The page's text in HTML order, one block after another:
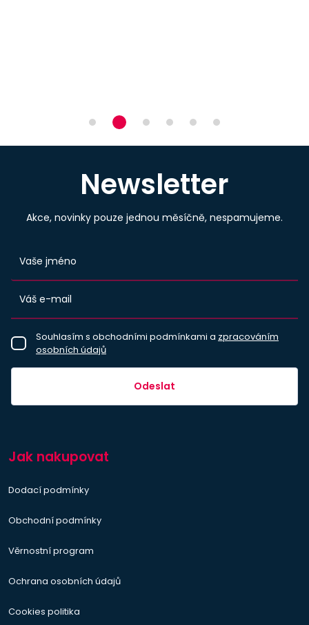
Newsletter
Akce, novinky pouze jednou měsíčně, nespamujeme.
Souhlasím s obchodními podmínkami a zpracováním
osobních údajů
Odeslat
Jak nakupovat
Dodací podmínky
Obchodní podmínky
Věrnostní program
Ochrana osobních údajů
Cookies politika